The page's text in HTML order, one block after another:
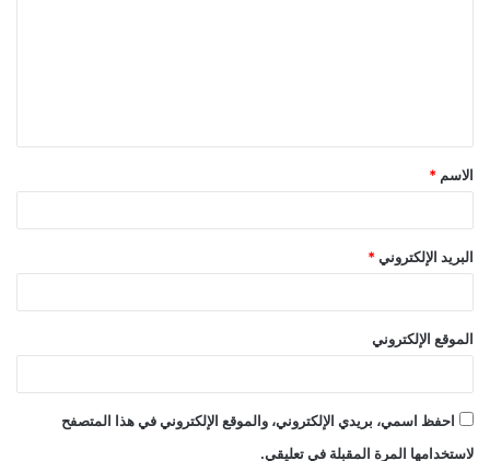
ق
*
الاسم *
البريد الإلكتروني *
الموقع الإلكتروني
احفظ اسمي، بريدي الإلكتروني، والموقع الإلكتروني في هذا المتصفح
لاستخدامها المرة المقبلة في تعليقي.